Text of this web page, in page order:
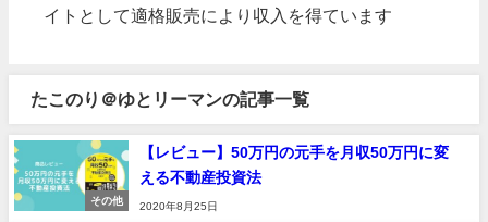
イトとして適格販売により収入を得ています
たこのり＠ゆとリーマンの記事一覧
その他
【レビュー】50万円の元手を月収50万円に変
える不動産投資法
2020年8月25日